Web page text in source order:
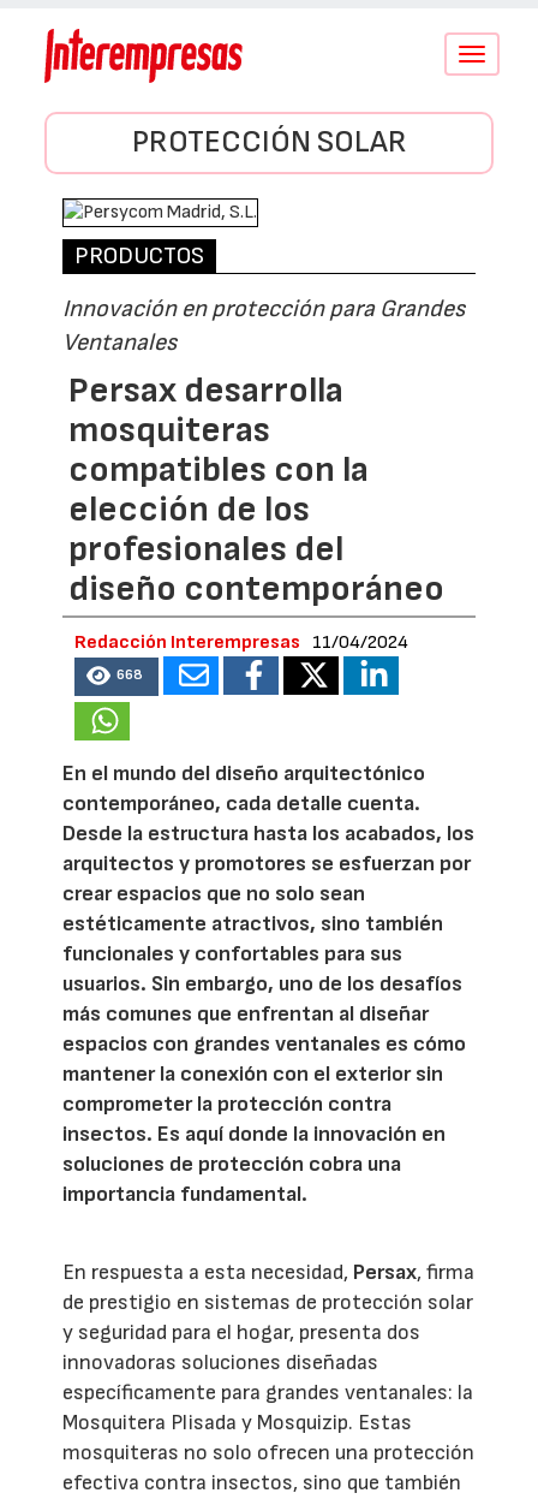
Conmutar
PROTECCIÓN SOLAR
PRODUCTOS
Innovación en protección para Grandes
Ventanales
Persax desarrolla
mosquiteras
compatibles con la
elección de los
profesionales del
diseño contemporáneo
Redacción Interempresas 11/04/2024
668
En el mundo del diseño arquitectónico
contemporáneo, cada detalle cuenta.
Desde la estructura hasta los acabados, los
arquitectos y promotores se esfuerzan por
crear espacios que no solo sean
estéticamente atractivos, sino también
funcionales y confortables para sus
usuarios. Sin embargo, uno de los desafíos
más comunes que enfrentan al diseñar
espacios con grandes ventanales es cómo
mantener la conexión con el exterior sin
comprometer la protección contra
insectos. Es aquí donde la innovación en
soluciones de protección cobra una
importancia fundamental.
En respuesta a esta necesidad, Persax, firma
de prestigio en sistemas de protección solar
y seguridad para el hogar, presenta dos
innovadoras soluciones diseñadas
específicamente para grandes ventanales: la
Mosquitera Plisada y Mosquizip. Estas
mosquiteras no solo ofrecen una protección
efectiva contra insectos, sino que también